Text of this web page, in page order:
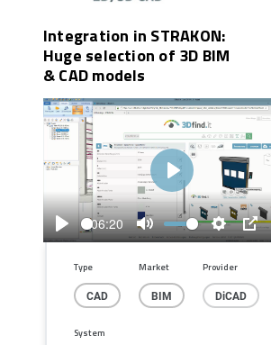
Integration in STRAKON:
Huge selection of 3D BIM
& CAD models
Play
06:20
Mute
Settings
PIP
Play
Type
CAD
Market
BIM
Provider
DiCAD
System